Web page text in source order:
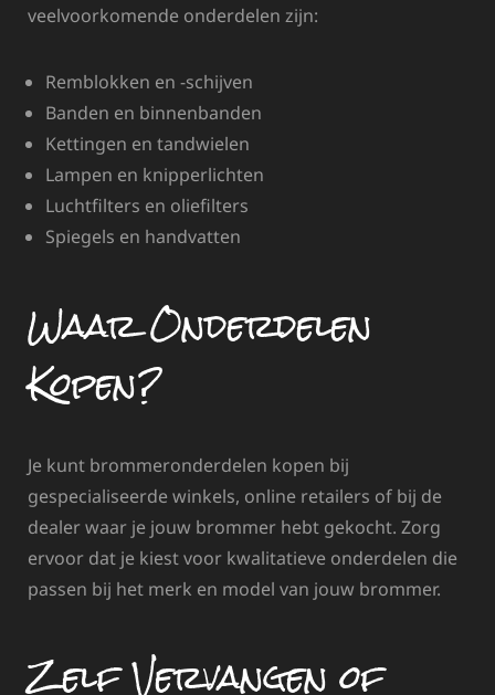
veelvoorkomende onderdelen zijn:
Remblokken en -schijven
Banden en binnenbanden
Kettingen en tandwielen
Lampen en knipperlichten
Luchtfilters en oliefilters
Spiegels en handvatten
Waar Onderdelen
Kopen?
Je kunt brommeronderdelen kopen bij
gespecialiseerde winkels, online retailers of bij de
dealer waar je jouw brommer hebt gekocht. Zorg
ervoor dat je kiest voor kwalitatieve onderdelen die
passen bij het merk en model van jouw brommer.
Zelf Vervangen of